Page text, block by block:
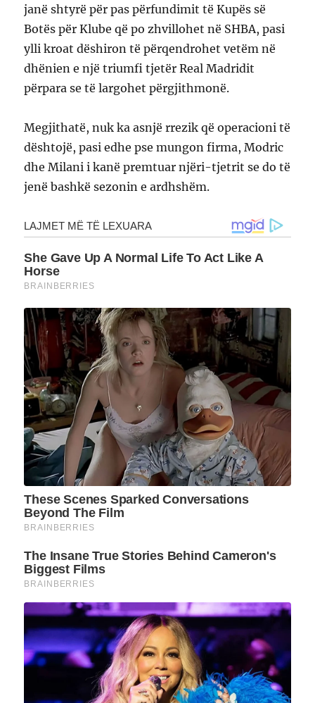
janë shtyrë për pas përfundimit të Kupës së
Botës për Klube që po zhvillohet në SHBA, pasi
ylli kroat dëshiron të përqendrohet vetëm në
dhënien e një triumfi tjetër Real Madridit
përpara se të largohet përgjithmonë.
Megjithatë, nuk ka asnjë rrezik që operacioni të
dështojë, pasi edhe pse mungon firma, Modric
dhe Milani i kanë premtuar njëri-tjetrit se do të
jenë bashkë sezonin e ardhshëm.